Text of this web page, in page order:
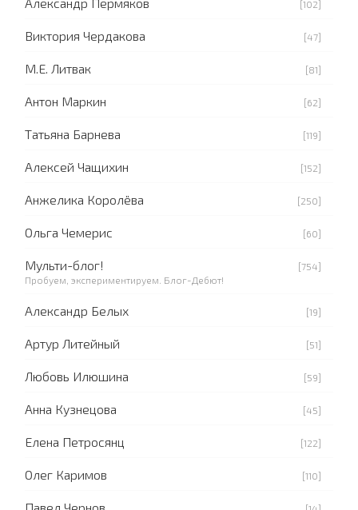
Александр Пермяков [102]
Виктория Чердакова [47]
М.Е. Литвак [81]
Антон Маркин [62]
Татьяна Барнева [119]
Алексей Чащихин [152]
Анжелика Королёва [250]
Ольга Чемерис [60]
Мульти-блог!
[754]
Пробуем, экспериментируем. Блог-Дебют!
Александр Белых [19]
Артур Литейный [51]
Любовь Илюшина [59]
Анна Кузнецова [45]
Елена Петросянц [122]
Олег Каримов [110]